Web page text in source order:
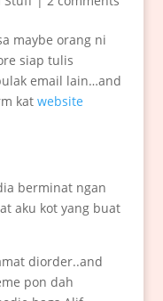
maybe orang ni
siap tulis
email lain…and
kat website
berminat ngan
aku kot yang buat
diorder..and
pon dah